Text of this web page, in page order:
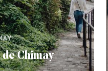
Chimay